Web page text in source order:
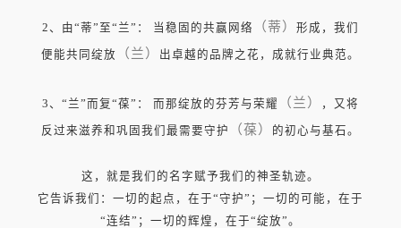
2、由“蒂”至“兰”： 当稳固的共赢网络 （蒂） 形成，我们
便能共同绽放 （兰） 出卓越的品牌之花，成就行业典范。
3、“兰”而复“葆”： 而那绽放的芬芳与荣耀 （兰） ，又将
反过来滋养和巩固我们最需要守护 （葆） 的初心与基石。
这，就是我们的名字赋予我们的神圣轨迹。
它告诉我们：一切的起点，在于“守护”；一切的可能，在于
“连结”；一切的辉煌，在于“绽放”。